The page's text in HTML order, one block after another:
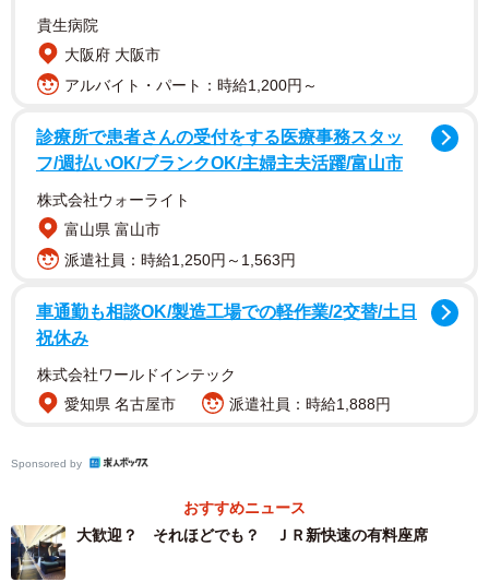
新幹線・特急列車 指定席の座席幅と肘掛け幅
気になっているのは、東海道・山陽新幹線のぞみ・ひか
掛け幅は…約５０ミリ。２人分の腕をおける幅ではなさそ
うですし、どうすればよいのですかね…。
「特にどちらの座席のものなどということはありません
ので、ゆずりあって使っていただけたらと思います」と回
…そうですよね。なんとなくそんな回答が返ってくると
は思っていました。…でも、みんなが知らないだけで、車
両を設計しているときには「こう使ってほしい！」と考え
かたちをデザインしたのですから！ もう少し調べてもら
そして数日後、帰ってきた返事。
貴生病院
大阪府 大阪市
アルバイト・パート：時給1,200円～
診療所で患者さんの受付をする医療事務スタッ
フ/週払いOK/ブランクOK/主婦主夫活躍/富山市
株式会社ウォーライト
富山県 富山市
派遣社員：時給1,250円～1,563円
車通勤も相談OK/製造工場での軽作業/2交替/土日
祝休み
株式会社ワールドインテック
愛知県 名古屋市
派遣社員：時給1,888円
Sponsored by
おすすめニュース
大歓迎？ それほどでも？ ＪＲ新快速の有料座席